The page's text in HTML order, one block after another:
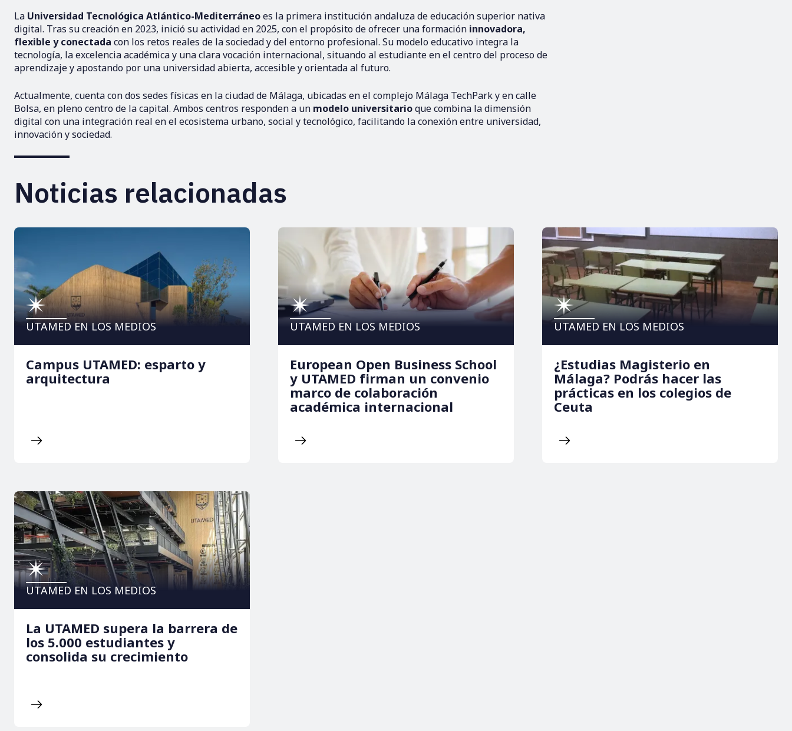
La Universidad Tecnológica Atlántico-Mediterráneoes la primera institución andaluza de educación superior nativa
digital. Tras su creación en 2023, inició su actividad en 2025, con el propósito de ofrecer una formación innovadora,
flexible y conectada con los retos reales de la sociedad y del entorno profesional. Su modelo educativo integra la
tecnología, la excelencia académica y una clara vocación internacional, situando al estudiante en el centro del proceso de
aprendizaje y apostando por una universidad abierta, accesible y orientada al futuro.
Actualmente, cuenta con dos sedes físicas en la ciudad de Málaga, ubicadas en el complejo Málaga TechPark y en calle
Bolsa, en pleno centro de la capital. Ambos centros responden a un modelo universitarioque combina la dimensión
digital con una integración real en el ecosistema urbano, social y tecnológico, facilitando la conexión entre universidad,
innovación y sociedad.
Noticias relacionadas
UTAMED EN LOS MEDIOS
Campus UTAMED: esparto y
arquitectura
UTAMED EN LOS MEDIOS
European Open Business School
y UTAMED firman un convenio
marco de colaboración
académica internacional
UTAMED EN LOS MEDIOS
¿Estudias Magisterio en
Málaga? Podrás hacer las
prácticas en los colegios de
Ceuta
UTAMED EN LOS MEDIOS
La UTAMED supera la barrera de
los 5.000 estudiantes y
consolida su crecimiento